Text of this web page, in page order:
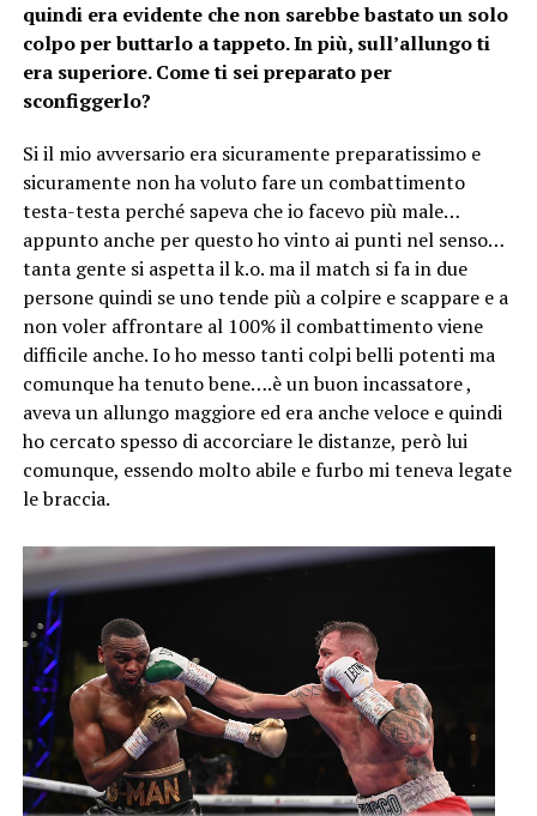
quindi era evidente che non sarebbe bastato un solo
colpo per buttarlo a tappeto. In più, sull’allungo ti
era superiore. Come ti sei preparato per
sconfiggerlo?
Si il mio avversario era sicuramente preparatissimo e
sicuramente non ha voluto fare un combattimento
testa-testa perché sapeva che io facevo più male…
appunto anche per questo ho vinto ai punti nel senso…
tanta gente si aspetta il k.o. ma il match si fa in due
persone quindi se uno tende più a colpire e scappare e a
non voler affrontare al 100% il combattimento viene
difficile anche. Io ho messo tanti colpi belli potenti ma
comunque ha tenuto bene….è un buon incassatore ,
aveva un allungo maggiore ed era anche veloce e quindi
ho cercato spesso di accorciare le distanze, però lui
comunque, essendo molto abile e furbo mi teneva legate
le braccia.